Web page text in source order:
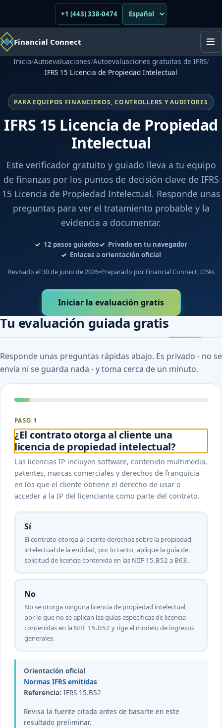
+1 (443) 338-0474
Financial Connect
Inicio/Autoevaluaciones/Autoevaluaciones gratuitas de IFRS/
IFRS 15 Licencia de Propiedad Intelectual
PARA EQUIPOS FINANCIEROS, CONTROLLERS Y AUDITORES
IFRS 15 Licencia de Propiedad
Intelectual
Este verificador gratuito y guiado lleva a tu equipo
de finanzas por los puntos de decisión clave de IFRS
15 Licencia de Propiedad Intelectual. Responde unas
preguntas para ver el tratamiento probable y la
evidencia a documentar.
12 pasos guiados
Privado en tu navegador
Enlaces a orientación oficial
Revisado el 30 de junio de 2026•Preparado por Financial Connect, CPAs
Iniciar la evaluación gratis
Tu evaluación guiada gratis
Responde unas preguntas rápidas abajo. Es privado - no se
envía ni se guarda nada - y toma cerca de un minuto.
PASO 1
¿El contrato otorga al cliente una
licencia de propiedad intelectual?
Las licencias IP incluyen software, contenido multimedia,
patentes, marcas comerciales y derechos de franquicia
en los que el cliente obtiene el derecho de usar o
acceder a la IP del licenciante como parte del contrato.
Sí
El contrato otorga al cliente derechos sobre la propiedad
intelectual de la entidad, por lo tanto, aplique la guía de
solicitud de licencia contenida en las NIIF 15.B52 a B63.
No
No se otorga ninguna licencia de propiedad intelectual,
por lo que no se aplican las guías específicas de licencia
contenidas en la NIIF 15.B52 y rige el modelo de ingresos
generales.
Orientación oficial
Normas IFRS emitidas
Referencia: IFRS 15.B52
Revisa la fuente citada antes de basarte en este
resultado preliminar.